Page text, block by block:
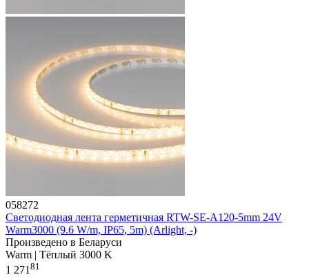
058272
Светодиодная лента герметичная RTW-SE-A120-5mm 24V
Warm3000 (9.6 W/m, IP65, 5m) (Arlight, -)
Произведено в Беларуси
Warm | Тёплый 3000 K
1 271 81